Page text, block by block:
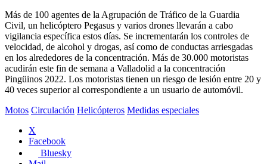
Más de 100 agentes de la Agrupación de Tráfico de la Guardia
Civil, un helicóptero Pegasus y varios drones llevarán a cabo
vigilancia específica estos días. Se incrementarán los controles de
velocidad, de alcohol y drogas, así como de conductas arriesgadas
en los alrededores de la concentración. Más de 30.000 motoristas
acudirán este fin de semana a Valladolid a la concentración
Pingüinos 2022. Los motoristas tienen un riesgo de lesión entre 20 y
40 veces superior al correspondiente a un usuario de automóvil.
Motos Circulación Helicópteros Medidas especiales
X
Facebook
Bluesky